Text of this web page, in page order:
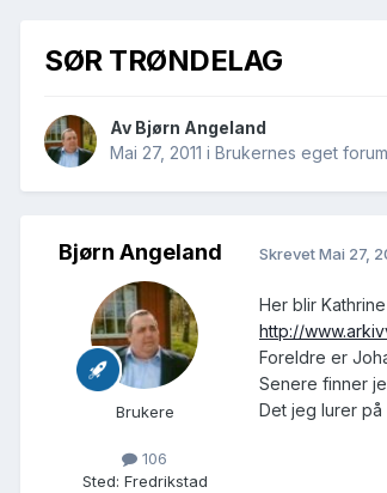
SØR TRØNDELAG
Av Bjørn Angeland
Mai 27, 2011 i Brukernes eget forum
Bjørn Angeland
Brukere
106
Sted: Fredrikstad
SkrevetMai 27,
Her blir
http://
Foreldre er
Senere finner
Det jeg lurer